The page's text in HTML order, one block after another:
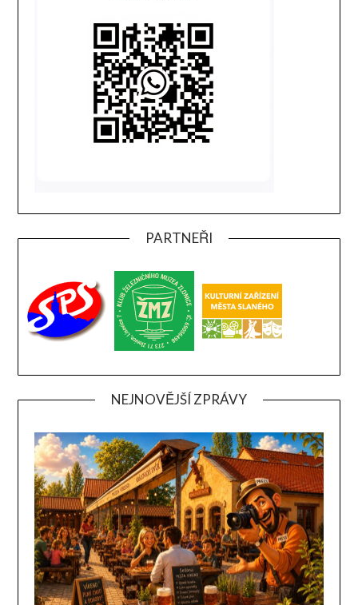
PARTNEŘI
NEJNOVĚJŠÍ ZPRÁVY